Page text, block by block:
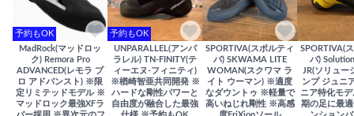
予約もOK
MadRock(マッドロッ
ク) Remora Pro
ADVANCED(レモラ プ
ロ アドバンスト) ※限
定リミテッドモデル ※
マッドロック最強XFラ
予約もOK
UNPARALLEL(アンパ
ラレル) TN-FINITY(テ
ィーエヌ-フィニティ)
※楢崎智亜共同開発 ※
ハードな剛性パワーと
自由度が融合した最強
SPORTIVA(スポルティ
バ) SKWAMA LITE
WOMAN(スクワマ ラ
イト ウーマン) ※適度
なダウントゥ ※軽量で
高いねじれ剛性 ※高感
SPORTIVA(
バ)
JR(ソリュー
ンプ ジュニ
ニア特化モ
期の足に最